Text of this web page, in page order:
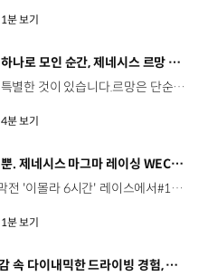
1분 보기
모두의 열정이 하나로 모인 순간, 제네시스 르망 24시간
르망에는 뭔가 특별한 것이 있습니다.르망은 단순한 레이스를 넘어, 전혀 다른 감동을 선사합니다. 열정은 사람들을 하나로 모읍니다.자동차는 어느새 당신 자신의 일부가 됩니다. 낮이 밤으로 바뀌고,당신은 본능에 따라 달립니다. 승리하기 위해서는 모든 것이 완벽하게 맞아떨어져야 합니다.팀. 머신. 그리고 타이밍. 그리고 결국,중요한 것은 그 결승선을 통과하는 순간과당신을 그곳까지 이끌어 준 사람들입니다. 낮과 밤을 넘어 본능으로 질주한 24시간.모두의 열정이 하나로 모인 제네시스 르망 24시간을 영상으로 만나보세요. #제네시스 #제네시스마그마레이싱 #르망24시 #내구레이스 #모터스포츠 #GenesisMagmaRacing #LeMans24h #WEC #Motorsport
4분 보기
완주는 시작일 뿐. 제네시스 마그마 레이싱 WEC 데뷔 현장
2026 WEC 개막전 '이몰라 6시간' 레이스에서#17, #19 차량 모두 결승선을 통과하며성공적으로 데뷔를 마친 제네시스의 GMR-001 하이퍼카. 고난도 서킷 위에서 안정적인 주행을 펼친 제네시스 마그마 레이싱의 도전을 영상으로 확인해 보세요. #제네시스 #제네시스마그마레이싱 #WEC #이몰라6시간 #Genesis #GenesisMagmaRacing #GMR001
1분 보기
부드러운 승차감 속 다이내믹한 드라이빙 경험, 제네시스 G70 슈팅브레이크